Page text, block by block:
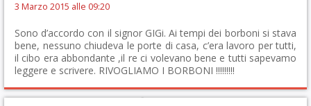
3 Marzo 2015 alle 09:20
Sono d’accordo con il signor GIGi. Ai tempi dei borboni si stava
bene, nessuno chiudeva le porte di casa, c’era lavoro per tutti,
il cibo era abbondante ,il re ci volevano bene e tutti sapevamo
leggere e scrivere. RIVOGLIAMO I BORBONI !!!!!!!!!